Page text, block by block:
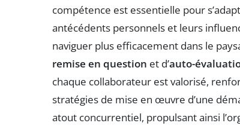
compétence est essentielle pour
antécédents personnels et leurs
naviguer plus efficacement dans le
remise en question et d’auto-
chaque collaborateur est valorisé,
stratégies de mise en œuvre d’une
atout concurrentiel, propulsant ainsi